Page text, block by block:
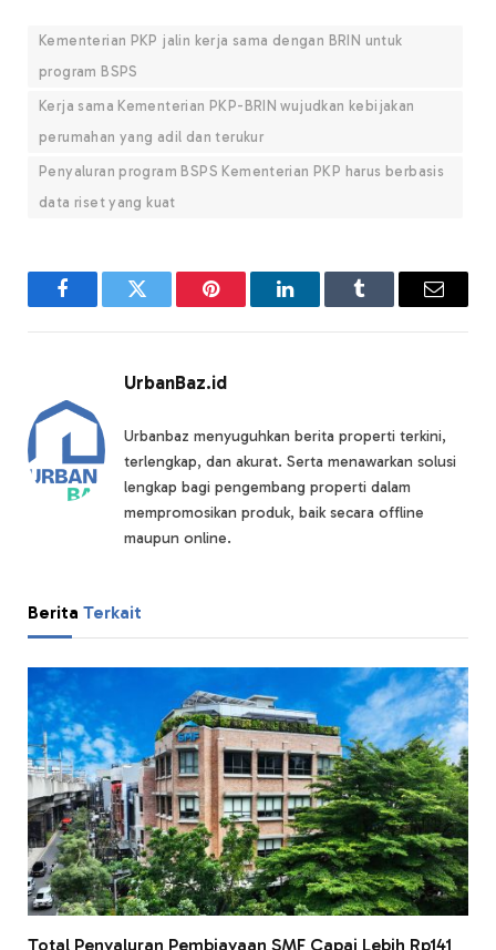
Kementerian PKP jalin kerja sama dengan BRIN untuk
program BSPS
Kerja sama Kementerian PKP-BRIN wujudkan kebijakan
perumahan yang adil dan terukur
Penyaluran program BSPS Kementerian PKP harus berbasis
data riset yang kuat
FacebookTwitter Pinterest LinkedInTumblr Email
UrbanBaz.id
Urbanbaz menyuguhkan berita properti terkini,
terlengkap, dan akurat. Serta menawarkan solusi
lengkap bagi pengembang properti dalam
mempromosikan produk, baik secara offline
maupun online.
Berita Terkait
Total Penyaluran Pembiayaan SMF Capai Lebih Rp141